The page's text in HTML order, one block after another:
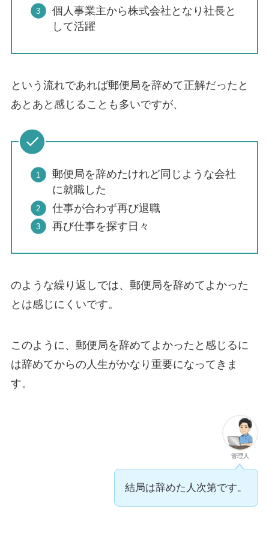
個人事業主から株式会社となり社長と
して活躍
という流れであれば郵便局を辞めて正解だったと
あとあと感じることも多いですが、
郵便局を辞めたけれど同じような会社
に就職した
仕事が合わず再び退職
再び仕事を探す日々
のような繰り返しでは、 郵便局を辞めてよかった
とは感じにくいです。
このように、郵便局を辞めてよかったと感じるに
は辞めてからの人生がかなり重要になってきま
す。
管理人
結局は辞めた人次第です。